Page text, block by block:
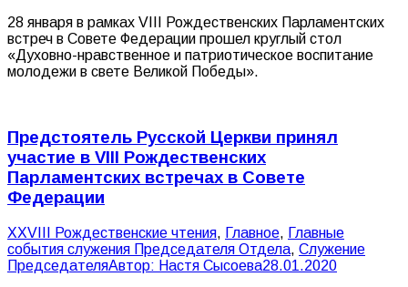
28 января в рамках VIII Рождественских Парламентских
встреч в Совете Федерации прошел круглый стол
«Духовно-нравственное и патриотическое воспитание
молодежи в свете Великой Победы».
Предстоятель Русской Церкви принял
участие в VIII Рождественских
Парламентских встречах в Совете
Федерации
XXVIII Рождественские чтения, Главное, Главные
события служения Председателя Отдела, Служение
ПредседателяАвтор: Настя Сысоева28.01.2020